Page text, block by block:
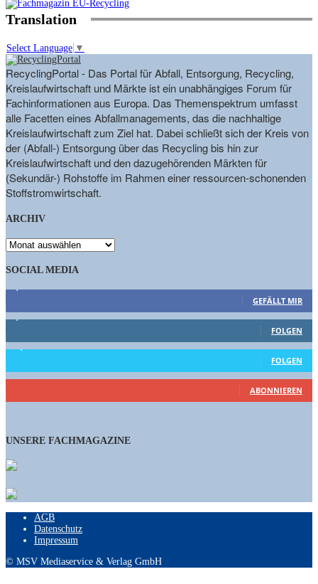
Translation
Select Language ▼
RecyclingPortal - Das Portal für Abfall, Entsorgung, Recycling,
Kreislaufwirtschaft und Märkte ist ein unabhängiges Forum für
Fachinformationen aus Europa. Das Themenspektrum umfasst
alle Facetten eines Abfallmanagements, das die nachhaltige
Kreislaufwirtschaft zum Ziel hat. Dabei schließt sich der Kreis von
der (Abfall-) Entsorgung über das Recycling bis hin zur
Kreislaufwirtschaft und den dazugehörenden Märkten für
(Sekundär-) Rohstoffe im Rahmen einer ressourcen-schonenden
Stoffstromwirtschaft.
ARCHIV
ARCHIV
SOCIAL MEDIA
GEFÄLLT MIR
1,662 Follower
FOLGEN
15,658 Follower
FOLGEN
461 Abonnenten
ABONNIEREN
UNSERE FACHMAGAZINE
AGB
Datenschutz
Impressum
© MSV Mediaservice & Verlag GmbH